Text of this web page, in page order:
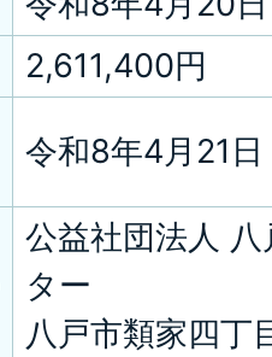
2,611,400円
令和8年4月21
公益社団法人
ター
八戸市類家四丁